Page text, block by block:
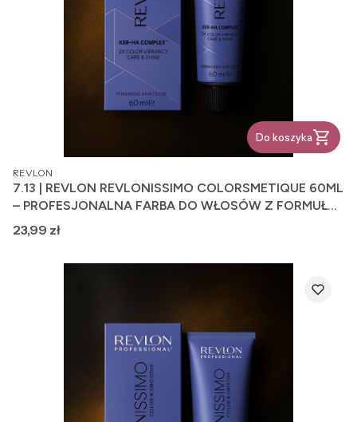
Do koszyka
PRODUCENT
REVLON
7.13 | REVLON REVLONISSIMO COLORSMETIQUE 60ML
– PROFESJONALNA FARBA DO WŁOSÓW Z FORMUŁĄ
PIELĘGNUJĄCĄ
Cena
23,99 zł